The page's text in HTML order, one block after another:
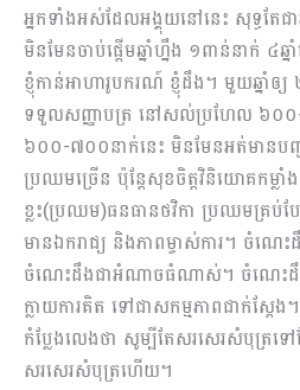
អ្នកទាំងអស់ដែលអង្គុយនៅនេះ សុទ្ធតែជាអ្
មិនមែនចាប់ផ្ដើមឆ្នាំហ្នឹង ១ពាន់នាក់ ៤
ខ្ញុំកាន់អាហារូបករណ៍ ខ្ញុំដឹង។ មួយឆ្នាំឲ្
ទទួលសញ្ញាបត្រ នៅសល់ប្រហែល ៦០០
៦០០-៧០០នាក់នេះ មិនមែនអត់មានបញ្
ប្រឈមច្រើន ប៉ុន្តែសុខចិត្តវិនិយោគកម្លាំ
ខ្លះ(ប្រឈម)ធនធានថវិកា ប្រឈមគ្រប់​
មានឯករាជ្យ និងភាពម្ចាស់ការ។ ចំណេះ
ចំណេះដឹងជាអំណាចធំណាស់។ ចំណេះដឹងធ្
ក្លាយការគិត ទៅជាសកម្មភាពជាក់ស្ដែ
កំប្លែងលេងថា សូម្បីតែសរសេរសំបុត្រទ
សរសេរសំបុត្រហើយ។